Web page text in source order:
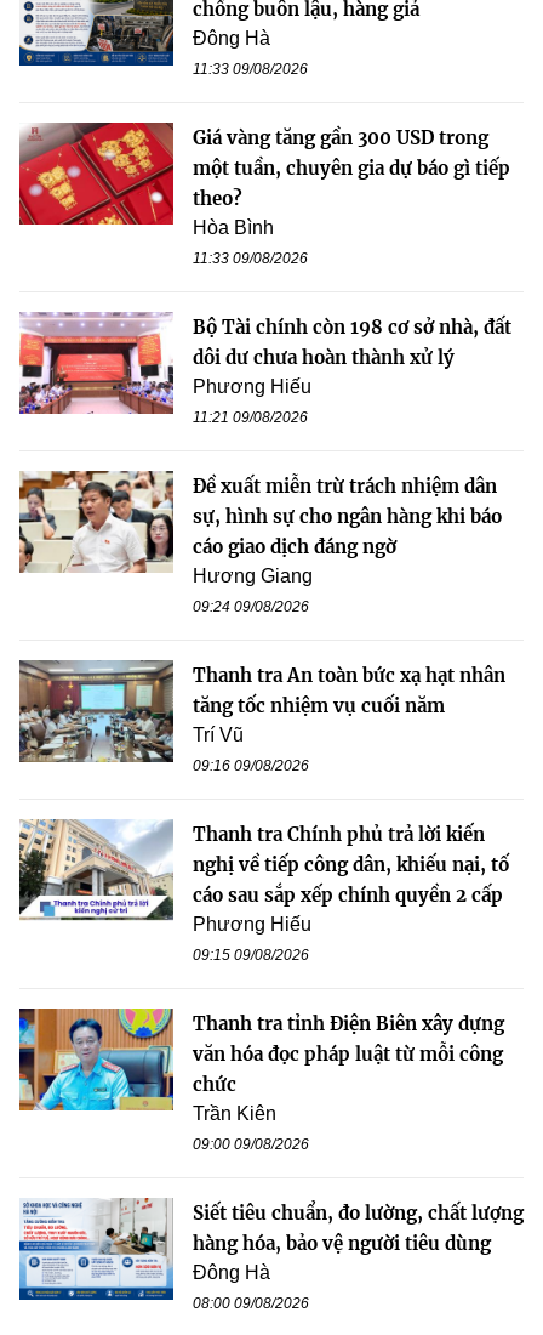
chống buôn lậu, hàng giả
Đông Hà
11:33 09/08/2026
Giá vàng tăng gần 300 USD trong
một tuần, chuyên gia dự báo gì tiếp
theo?
Hòa Bình
11:33 09/08/2026
Bộ Tài chính còn 198 cơ sở nhà, đất
dôi dư chưa hoàn thành xử lý
Phương Hiếu
11:21 09/08/2026
Đề xuất miễn trừ trách nhiệm dân
sự, hình sự cho ngân hàng khi báo
cáo giao dịch đáng ngờ
Hương Giang
09:24 09/08/2026
Thanh tra An toàn bức xạ hạt nhân
tăng tốc nhiệm vụ cuối năm
Trí Vũ
09:16 09/08/2026
Thanh tra Chính phủ trả lời kiến
nghị về tiếp công dân, khiếu nại, tố
cáo sau sắp xếp chính quyền 2 cấp
Phương Hiếu
09:15 09/08/2026
Thanh tra tỉnh Điện Biên xây dựng
văn hóa đọc pháp luật từ mỗi công
chức
Trần Kiên
09:00 09/08/2026
Siết tiêu chuẩn, đo lường, chất lượng
hàng hóa, bảo vệ người tiêu dùng
Đông Hà
08:00 09/08/2026